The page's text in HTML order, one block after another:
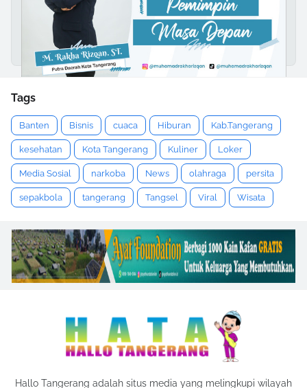
Tags
Banten Bisnis cuaca Hiburan Kab.Tangerang
kesehatan Kota Tangerang Kuliner Loker
Media Sosial narkoba News olahraga persita
sepakbola tangerang Tangsel Viral Wisata
Hallo Tangerang adalah situs media yang melingkupi wilayah